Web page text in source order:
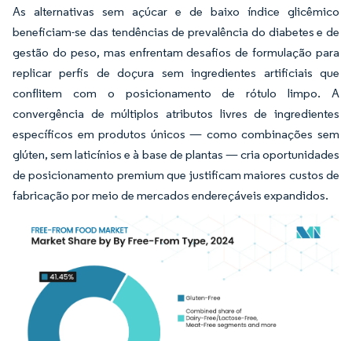
As alternativas sem açúcar e de baixo índice glicêmico
beneficiam-se das tendências de prevalência do diabetes e de
gestão do peso, mas enfrentam desafios de formulação para
replicar perfis de doçura sem ingredientes artificiais que
conflitem com o posicionamento de rótulo limpo. A
convergência de múltiplos atributos livres de ingredientes
específicos em produtos únicos — como combinações sem
glúten, sem laticínios e à base de plantas — cria oportunidades
de posicionamento premium que justificam maiores custos de
fabricação por meio de mercados endereçáveis expandidos.